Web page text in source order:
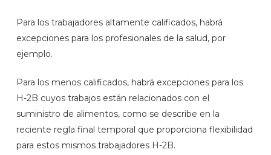
Para los trabajadores altamente calificados, habrá
excepciones para los profesionales de la salud, por
ejemplo.
Para los menos calificados, habrá excepciones para los
H-2B cuyos trabajos están relacionados con el
suministro de alimentos, como se describe en la
reciente regla final temporal que proporciona flexibilidad
para estos mismos trabajadores H-2B.